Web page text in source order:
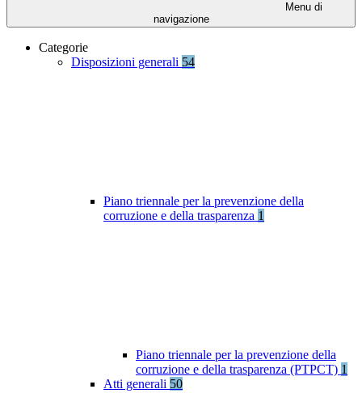
Menu di
navigazione
Categorie
Disposizioni generali 54
Piano triennale per la prevenzione della
corruzione e della trasparenza 1
Piano triennale per la prevenzione della
corruzione e della trasparenza (PTPCT) 1
Atti generali 50